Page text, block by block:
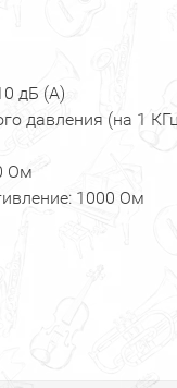
дБ (А)
давления (на 1
Ом
1000 Ом